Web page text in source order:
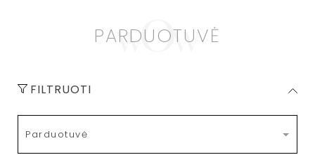
PARDUOTUVĖ
FILTRUOTI